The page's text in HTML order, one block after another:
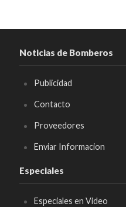
Noticias de Bomberos
Publicidad
Contacto
Proveedores
Enviar Informacion
Especiales
Especiales en Video